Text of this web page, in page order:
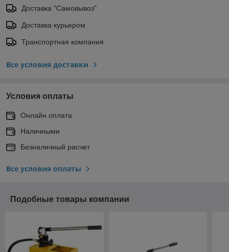
Доставка "Самовывоз"
Доставка курьером
Транспортная компания
Все условия доставки
Условия оплаты
Онлайн оплата
Наличными
Безналичный расчет
Все условия оплаты
Подобные товары компании